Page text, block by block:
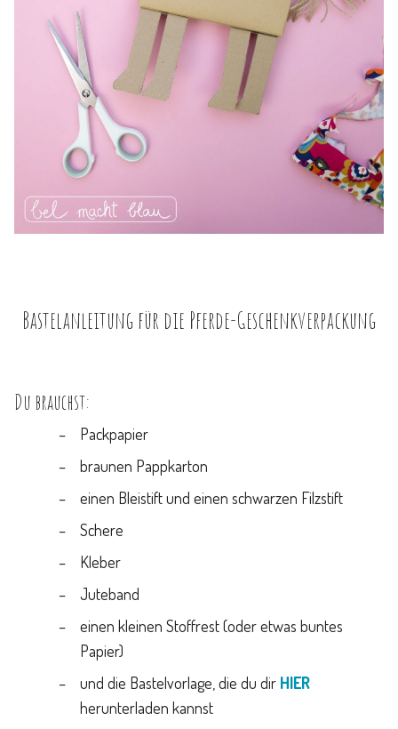
Bastelanleitung für die Pferde-Geschenkverpackung
Du brauchst:
Packpapier
braunen Pappkarton
einen Bleistift und einen schwarzen Filzstift
Schere
Kleber
Juteband
einen kleinen Stoffrest (oder etwas buntes
Papier)
und die Bastelvorlage, die du dir HIER
herunterladen kannst